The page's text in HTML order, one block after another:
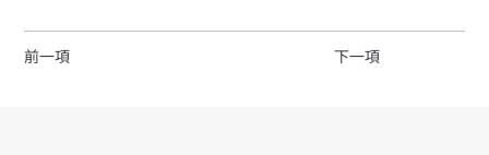
前一項 下一項